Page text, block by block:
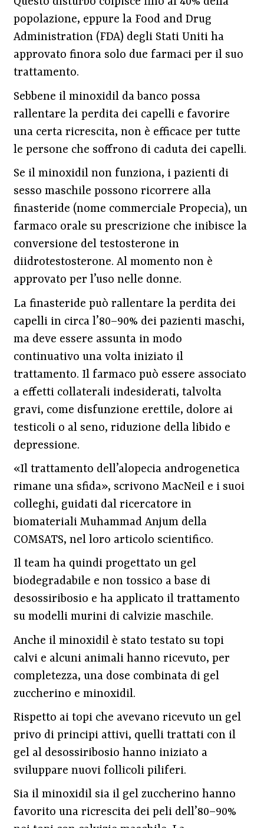
popolazione, eppure la Food and Drug
Administration (FDA) degli Stati Uniti ha
approvato finora solo due farmaci per il suo
trattamento.
Sebbene il minoxidil da banco possa
rallentare la perdita dei capelli e favorire
una certa ricrescita, non è efficace per tutte
le persone che soffrono di caduta dei capelli.
Se il minoxidil non funziona, i pazienti di
sesso maschile possono ricorrere alla
finasteride (nome commerciale Propecia), un
farmaco orale su prescrizione che inibisce la
conversione del testosterone in
diidrotestosterone. Al momento non è
approvato per l’uso nelle donne.
La finasteride può rallentare la perdita dei
capelli in circa l’80–90% dei pazienti maschi,
ma deve essere assunta in modo
continuativo una volta iniziato il
trattamento. Il farmaco può essere associato
a effetti collaterali indesiderati, talvolta
gravi, come disfunzione erettile, dolore ai
testicoli o al seno, riduzione della libido e
depressione.
«Il trattamento dell’alopecia androgenetica
rimane una sfida», scrivono MacNeil e i suoi
colleghi, guidati dal ricercatore in
biomateriali Muhammad Anjum della
COMSATS, nel loro articolo scientifico.
Il team ha quindi progettato un gel
biodegradabile e non tossico a base di
desossiribosio e ha applicato il trattamento
su modelli murini di calvizie maschile.
Anche il minoxidil è stato testato su topi
calvi e alcuni animali hanno ricevuto, per
completezza, una dose combinata di gel
zuccherino e minoxidil.
Rispetto ai topi che avevano ricevuto un gel
privo di principi attivi, quelli trattati con il
gel al desossiribosio hanno iniziato a
sviluppare nuovi follicoli piliferi.
Sia il minoxidil sia il gel zuccherino hanno
favorito una ricrescita dei peli dell’80–90%